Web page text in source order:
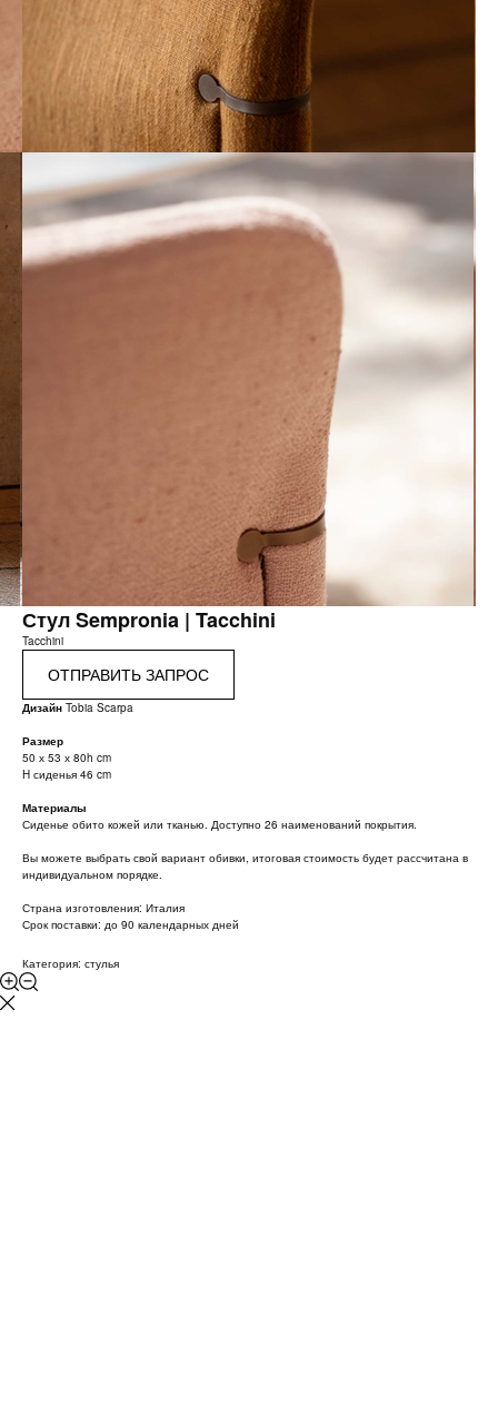
Стул Sempronia | Tacchini
Tacchini
ОТПРАВИТЬ ЗАПРОС
Дизайн Tobia Scarpa
Размер
50 х 53 х 80h cm
H сиденья 46 cm
Материалы
Сиденье обито кожей или тканью. Доступно 26 наименований покрытия.
Вы можете выбрать свой вариант обивки, итоговая стоимость будет рассчитана в
индивидуальном порядке.
Страна изготовления: Италия
Срок поставки: до 90 календарных дней
Категория: стулья